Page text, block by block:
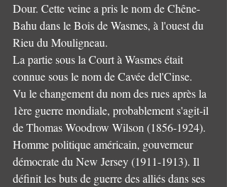
Dour. Cette veine a pris le nom de Chêne-
Bahu dans le Bois de Wasmes, à l'ouest du
Rieu du Mouligneau.
La partie sous la Court à Wasmes était
connue sous le nom de Cavée del'Cinse.
Vu le changement du nom des rues après la
1ère guerre mondiale, probablement s'agit-il
de Thomas Woodrow Wilson (1856-1924).
Homme politique américain, gouverneur
démocrate du New Jersey (1911-1913). Il
définit les buts de guerre des alliés dans ses